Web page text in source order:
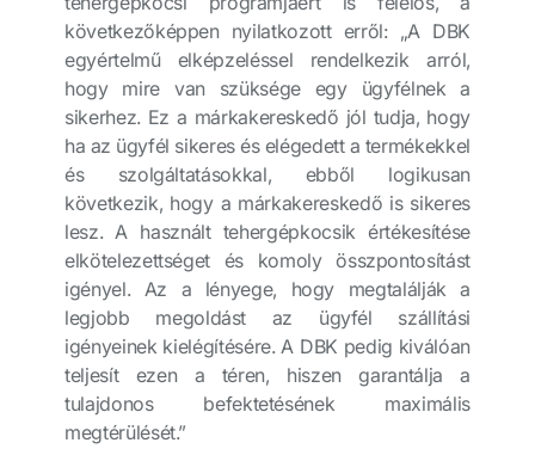
következőképpen nyilatkozott erről: „A DBK
egyértelmű elképzeléssel rendelkezik arról,
hogy mire van szüksége egy ügyfélnek a
sikerhez. Ez a márkakereskedő jól tudja, hogy
ha az ügyfél sikeres és elégedett a termékekkel
és szolgáltatásokkal, ebből logikusan
következik, hogy a márkakereskedő is sikeres
lesz. A használt tehergépkocsik értékesítése
elkötelezettséget és komoly összpontosítást
igényel. Az a lényege, hogy megtalálják a
legjobb megoldást az ügyfél szállítási
igényeinek kielégítésére. A DBK pedig kiválóan
teljesít ezen a téren, hiszen garantálja a
tulajdonos befektetésének maximális
megtérülését.”